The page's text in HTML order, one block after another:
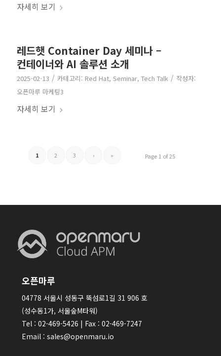
자세히 보기
레드햇 Container Day 세미나 –
컨테이너와 AI 솔루션 소개
2025-02-13 / 카테고리: Red Hat, Seminar, Tech Talk / 작성자:
오픈마루 마케팅3
자세히 보기
Page 1 of 25
1 2 3 › »
오픈마루
04778 서울시 성동구 뚝섬로1길 31 906 호
(성수동1가, 서울숲M타워)
Tel : 02-469-5426 | Fax : 02-469-7247
Email : sales@openmaru.io